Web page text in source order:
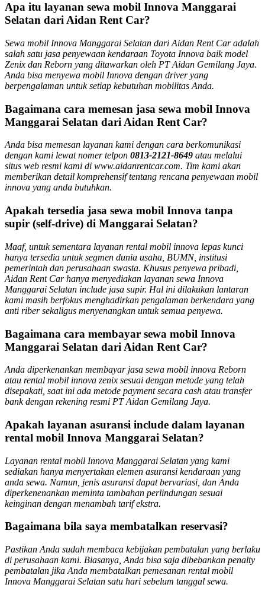
Apa itu layanan sewa mobil Innova Manggarai
Selatan dari Aidan Rent Car?
Sewa mobil Innova Manggarai Selatan dari Aidan Rent Car adalah
salah satu jasa penyewaan kendaraan Toyota Innova baik model
Zenix dan Reborn yang ditawarkan oleh PT Aidan Gemilang Jaya.
Anda bisa menyewa mobil Innova dengan driver yang
berpengalaman untuk setiap kebutuhan mobilitas Anda.
Bagaimana cara memesan jasa sewa mobil Innova
Manggarai Selatan dari Aidan Rent Car?
Anda bisa memesan layanan kami dengan cara berkomunikasi
dengan kami lewat nomer telpon 0813-2121-8649 atau melalui
situs web resmi kami di www.aidanrentcar.com. Tim kami akan
memberikan detail komprehensif tentang rencana penyewaan mobil
innova yang anda butuhkan.
Apakah tersedia jasa sewa mobil Innova tanpa
supir (self-drive) di Manggarai Selatan?
Maaf, untuk sementara layanan rental mobil innova lepas kunci
hanya tersedia untuk segmen dunia usaha, BUMN, institusi
pemerintah dan perusahaan swasta. Khusus penyewa pribadi,
Aidan Rent Car hanya menyediakan layanan sewa Innova
Manggarai Selatan include jasa supir. Hal ini dilakukan lantaran
kami masih berfokus menghadirkan pengalaman berkendara yang
anti riber sekaligus menyenangkan untuk semua penyewa.
Bagaimana cara membayar sewa mobil Innova
Manggarai Selatan dari Aidan Rent Car?
Anda diperkenankan membayar jasa sewa mobil innova Reborn
atau rental mobil innova zenix sesuai dengan metode yang telah
disepakati, saat ini ada metode payment secara cash atau transfer
bank dengan rekening resmi PT Aidan Gemilang Jaya.
Apakah layanan asuransi include dalam layanan
rental mobil Innova Manggarai Selatan?
Layanan rental mobil Innova Manggarai Selatan yang kami
sediakan hanya menyertakan elemen asuransi kendaraan yang
anda sewa. Namun, jenis asuransi dapat bervariasi, dan Anda
diperkenenankan meminta tambahan perlindungan sesuai
keinginan dengan menambah tarif ekstra.
Bagaimana bila saya membatalkan reservasi?
Pastikan Anda sudah membaca kebijakan pembatalan yang berlaku
di perusahaan kami. Biasanya, Anda bisa saja dibebankan penalty
pembatalan jika Anda membatalkan pemesanan rental mobil
Innova Manggarai Selatan satu hari sebelum tanggal sewa.